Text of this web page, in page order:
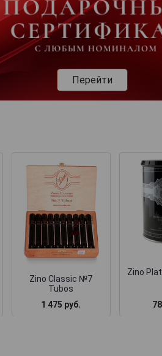
Перейти
Zino Classic №7
Tubos
1 475 руб.
Zino